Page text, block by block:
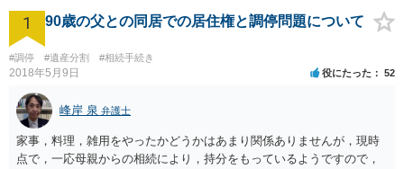
1 90歳の父との同居での居住権と調停問題について
#調停 #遺産分割 #相続手続き
2018年5月9日 役にたった 52
峰岸 泉 弁護士
家事，料理，雑用をやったかどうかはあまり関係ありませんが，現時
点で，一応母親からの相続により，持分をもっているようですので，